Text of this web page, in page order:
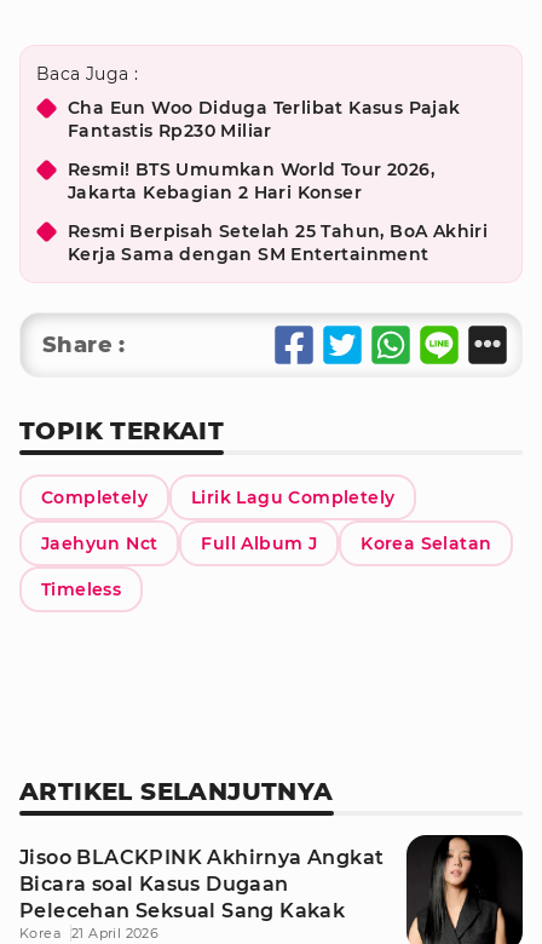
Baca Juga :
Cha Eun Woo Diduga Terlibat Kasus Pajak
Fantastis Rp230 Miliar
Resmi! BTS Umumkan World Tour 2026,
Jakarta Kebagian 2 Hari Konser
Resmi Berpisah Setelah 25 Tahun, BoA Akhiri
Kerja Sama dengan SM Entertainment
Share :
TOPIK TERKAIT
Completely Lirik Lagu Completely
Jaehyun Nct Full Album J Korea Selatan
Timeless
ARTIKEL SELANJUTNYA
Jisoo BLACKPINK Akhirnya Angkat
Bicara soal Kasus Dugaan
Pelecehan Seksual Sang Kakak
Korea 21 April 2026